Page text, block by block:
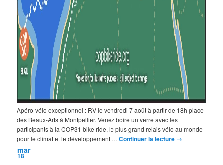
Apéro-vélo exceptionnel : RV le vendredi 7 août à partir de 18h place
des Beaux-Arts à Montpellier. Venez boire un verre avec les
participants à la COP31 bike ride, le plus grand relais vélo au monde
pour le climat et le développement …Continuer la lecture →
18
mar